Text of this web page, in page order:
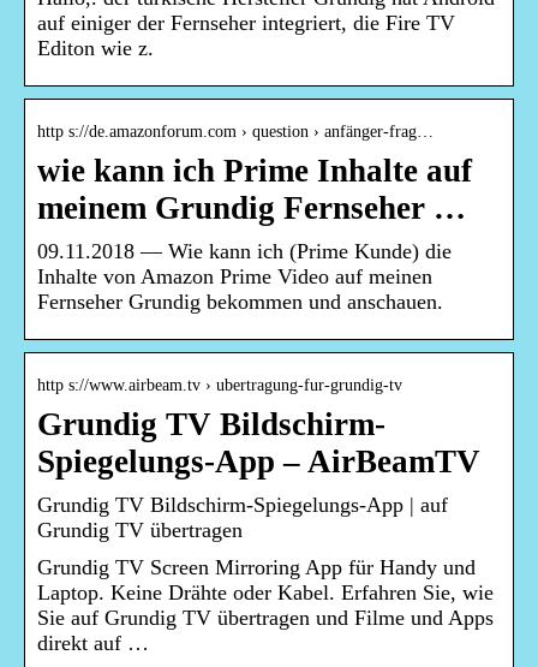
auf einiger der Fernseher integriert, die Fire TV
Editon wie z.
http s://de.amazonforum.com › question › anfänger-frag…
wie kann ich Prime Inhalte auf
meinem Grundig Fernseher …
09.11.2018 — Wie kann ich (Prime Kunde) die
Inhalte von Amazon Prime Video auf meinen
Fernseher Grundig bekommen und anschauen.
http s://www.airbeam.tv › ubertragung-fur-grundig-tv
Grundig TV Bildschirm-
Spiegelungs-App – AirBeamTV
Grundig TV Bildschirm-Spiegelungs-App | auf
Grundig TV übertragen
Grundig TV Screen Mirroring App für Handy und
Laptop. Keine Drähte oder Kabel. Erfahren Sie, wie
Sie auf Grundig TV übertragen und Filme und Apps
direkt auf …